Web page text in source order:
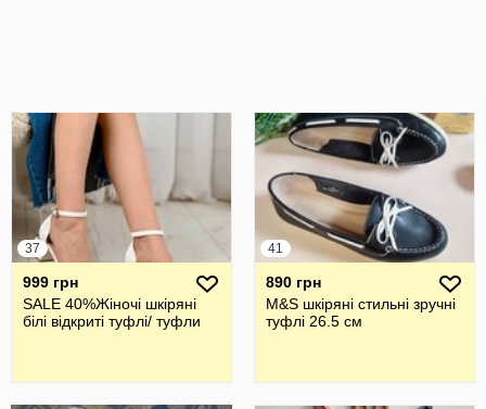
37
999 грн
SALE 40%Жіночі шкіряні
білі відкриті туфлі/ туфли
41
890 грн
M&S шкіряні стильні зручні
туфлі 26.5 см